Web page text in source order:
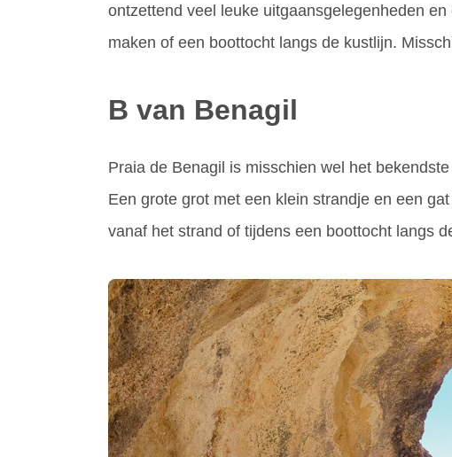
ontzettend veel leuke uitgaansgelegenheden
maken of een boottocht langs de kustlijn.
B van Benagil
Praia de Benagil is misschien wel het
Een grote grot met een klein strandje en een
vanaf het strand of tijdens een boottocht langs